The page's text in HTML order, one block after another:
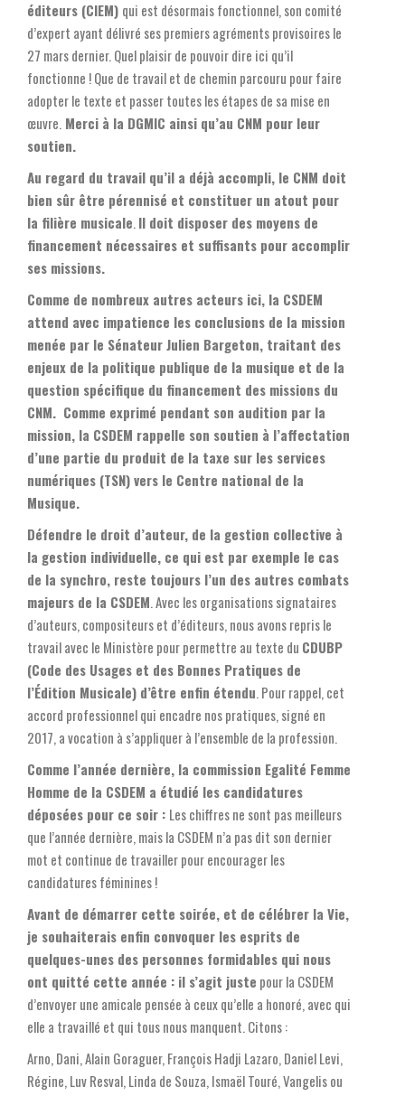
éditeurs (CIEM) qui est désormais fonctionnel, son comité
d’expert ayant délivré ses premiers agréments provisoires le
27 mars dernier. Quel plaisir de pouvoir dire ici qu’il
fonctionne ! Que de travail et de chemin parcouru pour faire
adopter le texte et passer toutes les étapes de sa mise en
œuvre. Merci à la DGMIC ainsi qu’au CNM pour leur
soutien.
Au regard du travail qu’il a déjà accompli, le CNM doit
bien sûr être pérennisé et constituer un atout pour
la filière musicale. Il doit disposer des moyens de
financement nécessaires et suffisants pour accomplir
ses missions.
Comme de nombreux autres acteurs ici, la CSDEM
attend avec impatience les conclusions de la mission
menée par le Sénateur Julien Bargeton, traitant des
enjeux de la politique publique de la musique et de la
question spécifique du financement des missions du
CNM. Comme exprimé pendant son audition par la
mission, la CSDEM rappelle son soutien à l’affectation
d’une partie du produit de la taxe sur les services
numériques (TSN) vers le Centre national de la
Musique.
Défendre le droit d’auteur, de la gestion collective à
la gestion individuelle, ce qui est par exemple le cas
de la synchro, reste toujours l’un des autres combats
majeurs de la CSDEM. Avec les organisations signataires
d’auteurs, compositeurs et d’éditeurs, nous avons repris le
travail avec le Ministère pour permettre au texte du CDUBP
(Code des Usages et des Bonnes Pratiques de
l’Édition Musicale) d’être enfin étendu. Pour rappel, cet
accord professionnel qui encadre nos pratiques, signé en
2017, a vocation à s’appliquer à l’ensemble de la profession.
Comme l’année dernière, la commission Egalité Femme
Homme de la CSDEM a étudié les candidatures
déposées pour ce soir : Les chiffres ne sont pas meilleurs
que l’année dernière, mais la CSDEM n’a pas dit son dernier
mot et continue de travailler pour encourager les
candidatures féminines !
Avant de démarrer cette soirée, et de célébrer la Vie,
je souhaiterais enfin convoquer les esprits de
quelques-unes des personnes formidables qui nous
ont quitté cette année : il s’agit juste pour la CSDEM
d’envoyer une amicale pensée à ceux qu’elle a honoré, avec qui
elle a travaillé et qui tous nous manquent. Citons :
Arno, Dani, Alain Goraguer, François Hadji Lazaro, Daniel Levi,
Régine, Luv Resval, Linda de Souza, Ismaël Touré, Vangelis ou